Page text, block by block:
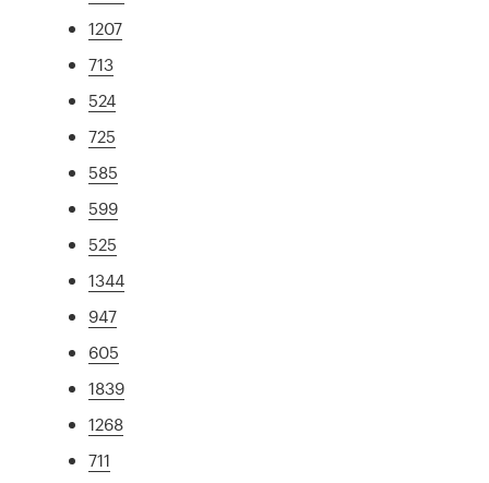
1207
713
524
725
585
599
525
1344
947
605
1839
1268
711